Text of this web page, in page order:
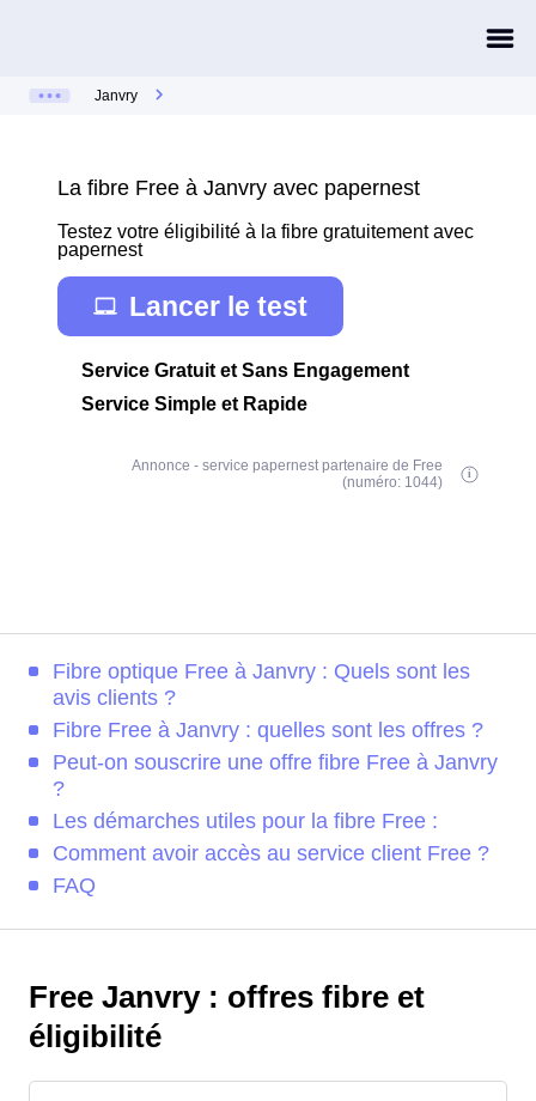
Janvry
La fibre Free à Janvry avec papernest
Testez votre éligibilité à la fibre gratuitement avec
papernest
Lancer le test
Service Gratuit et Sans Engagement
Service Simple et Rapide
Annonce - service papernest partenaire de Free
(numéro: 1044)
Fibre optique Free à Janvry : Quels sont les
avis clients ?
Fibre Free à Janvry : quelles sont les offres ?
Peut-on souscrire une offre fibre Free à Janvry
?
Les démarches utiles pour la fibre Free :
Comment avoir accès au service client Free ?
FAQ
Free Janvry : offres fibre et
éligibilité